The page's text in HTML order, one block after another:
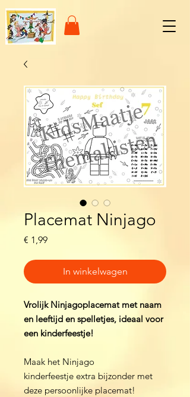
Placemat Ninjago
€ 1,99Prijs
In winkelwagen
Vrolijk Ninjagoplacemat met naam
en leeftijd en spelletjes, ideaal voor
een kinderfeestje!
Maak het Ninjago
kinderfeestje extra bijzonder met
deze persoonlijke placemat!